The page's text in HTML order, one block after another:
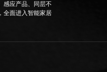
感应产品、同层不
全面进入智能家居